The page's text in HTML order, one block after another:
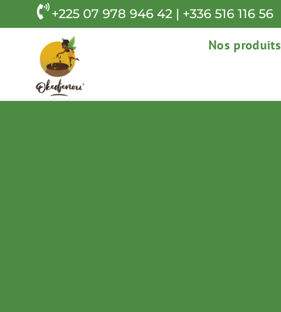
+225 07 978 946 42 | +336 516 116 56
Nos produits